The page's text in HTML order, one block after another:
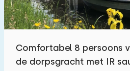
Zwembad
Omheinde tuin
Huisdiervrij
Fietsenschuurtje
Comfortabel 8 persoons
de dorpsgracht met IR